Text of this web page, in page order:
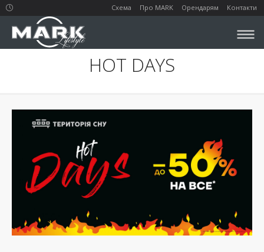
Схема Про MARK Орендарям Контакти
HOT DAYS